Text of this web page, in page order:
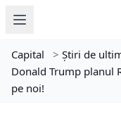
Capital > Știri de
Donald Trump planul
pe noi!